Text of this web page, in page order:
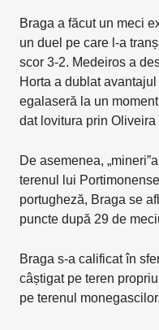
Braga a făcut un meci
un duel pe care l-a
scor 3-2. Medeiros a
Horta a dublat
egalaseră la un
dat lovitura prin Oliveira
De asemenea,
terenul lui
portugheză, Braga se
puncte după 29 de
Braga s-a calificat în
câștigat pe teren
pe terenul monegascilor.